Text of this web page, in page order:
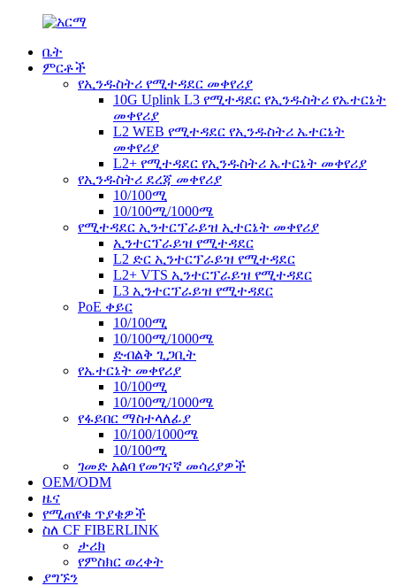
ቤት
ምርቶች
የኢንዱስትሪ የሚተዳደር መቀየሪያ
10G Uplink L3 የሚተዳደር የኢንዱስትሪ የኤተርኔት
መቀየሪያ
L2 WEB የሚተዳደር የኢንዱስትሪ ኤተርኔት
መቀየሪያ
L2+ የሚተዳደር የኢንዱስትሪ ኤተርኔት መቀየሪያ
የኢንዱስትሪ ደረጃ መቀየሪያ
10/100ሚ
10/100ሚ/1000ሜ
የሚተዳደር ኢንተርፕራይዝ ኢተርኔት መቀየሪያ
ኢንተርፕራይዝ የሚተዳደር
L2 ድር ኢንተርፕራይዝ የሚተዳደር
L2+ VTS ኢንተርፕራይዝ የሚተዳደር
L3 ኢንተርፕራይዝ የሚተዳደር
PoE ቀይር
10/100ሚ
10/100ሚ/1000ሜ
ድብልቅ ጊጋቢት
የኤተርኔት መቀየሪያ
10/100ሚ
10/100ሚ/1000ሜ
የፋይበር ማስተላለፊያ
10/100/1000ሜ
10/100ሚ
ገመድ አልባ የመገናኛ መሳሪያዎች
OEM/ODM
ዜና
የሚጠየቁ ጥያቄዎች
ስለ CF FIBERLINK
ታሪክ
የምስክር ወረቀት
ያግኙን